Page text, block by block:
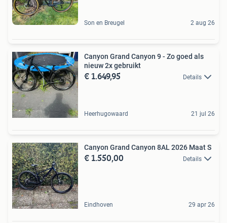
Son en Breugel 2 aug 26
Canyon Grand Canyon 9 - Zo goed als
nieuw 2x gebruikt
€ 1.649,95 Details
Heerhugowaard 21 jul 26
Canyon Grand Canyon 8AL 2026 Maat S
€ 1.550,00 Details
Eindhoven 29 apr 26